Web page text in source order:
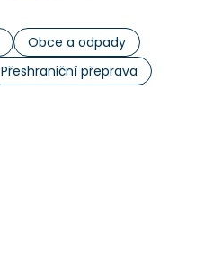
Obce a odpady
Přeshraniční přeprava